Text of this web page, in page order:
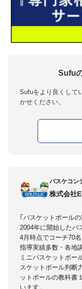
Sufu
Sufuをより良くして
かせください。
バスケコン
株式会社
｢バスケットボール
2004年に開始したバ
4月時点でコーチ70
指導実績多数・各地
ミニバスケットボー
スケットボール判断
ットボールの教科書
います。